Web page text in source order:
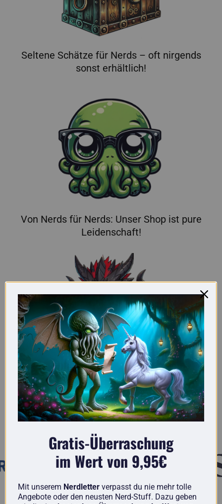
Seltene Schätze für Nerds – oft nirgends
sonst erhältlich!
Von Nerds für Nerds: Unser Shop ist pure
Leidenschaft!
Hier findest du wirklich originelle Geschenke
für Nerds.
Bekannt aus
Gratis-Überraschung
im Wert von 9,95€
Mit unserem Nerdletter verpasst du nie mehr tolle
Angebote oder den neusten Nerd-Stuff. Dazu geben